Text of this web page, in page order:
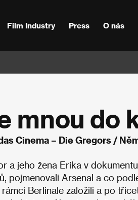
Film Industry Press O nás
mnou do
Cinema – Die Gregors /
a jeho žena Erika v
pojmenovali Arsenal a co
Berlinale založili a po